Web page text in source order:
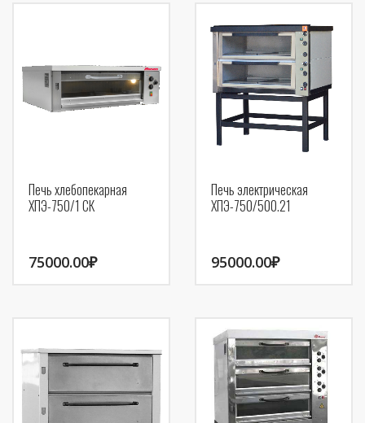
Печь хлебопекарная
ХПЭ-750/1 СК
75000.00₽
Печь электрическая
ХПЭ-750/500.21
95000.00₽